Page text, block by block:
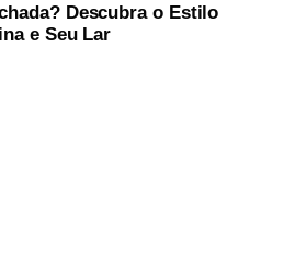
Descubra o Estilo
e Seu Lar